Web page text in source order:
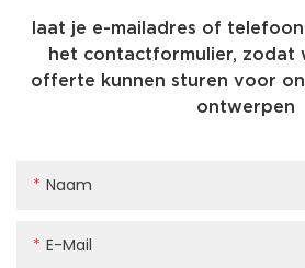
laat je e-mailadres of
het contactformulier, zodat
offerte kunnen sturen voor
ontwerpen
Naam
E-Mail